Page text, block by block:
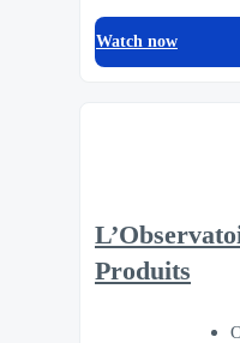
Watch now
Produits